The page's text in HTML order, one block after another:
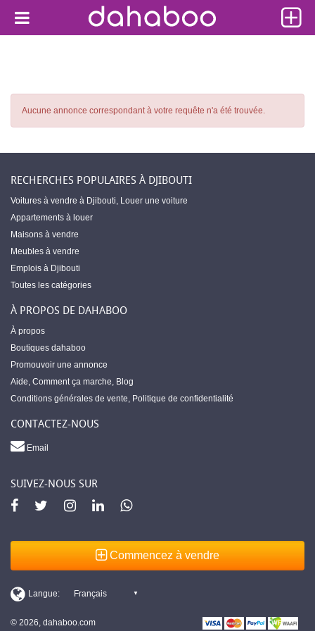
Aucune annonce correspondant à votre requête n'a été trouvée.
RECHERCHES POPULAIRES À DJIBOUTI
Voitures à vendre à Djibouti, Louer une voiture
Appartements à louer
Maisons à vendre
Meubles à vendre
Emplois à Djibouti
Toutes les catégories
À PROPOS DE DAHABOO
À propos
Boutiques dahaboo
Promouvoir une annonce
Aide, Comment ça marche, Blog
Conditions générales de vente, Politique de confidentialité
CONTACTEZ-NOUS
Email
SUIVEZ-NOUS SUR
Commencez à vendre
© 2026, dahaboo.com